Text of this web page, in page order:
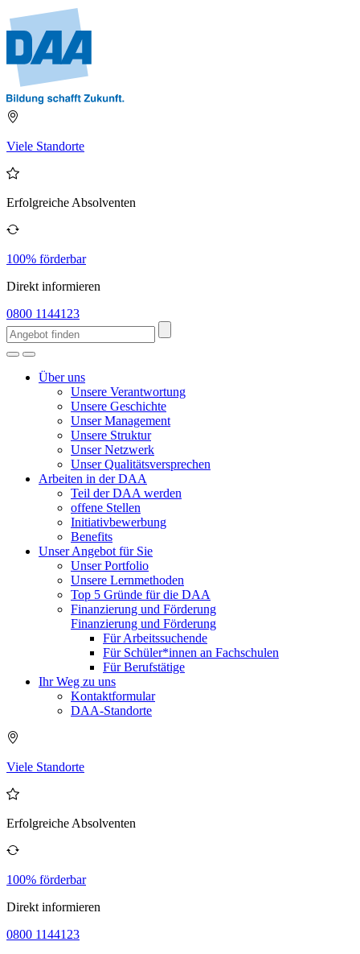
Viele Standorte
Erfolgreiche Absolventen
100% förderbar
Direkt informieren
0800 1144123
Über uns
Unsere Verantwortung
Unsere Geschichte
Unser Management
Unsere Struktur
Unser Netzwerk
Unser Qualitätsversprechen
Arbeiten in der DAA
Teil der DAA werden
offene Stellen
Initiativbewerbung
Benefits
Unser Angebot für Sie
Unser Portfolio
Unsere Lernmethoden
Top 5 Gründe für die DAA
Finanzierung und Förderung
Finanzierung und Förderung
Für Arbeitssuchende
Für Schüler*innen an Fachschulen
Für Berufstätige
Ihr Weg zu uns
Kontaktformular
DAA-Standorte
Viele Standorte
Erfolgreiche Absolventen
100% förderbar
Direkt informieren
0800 1144123